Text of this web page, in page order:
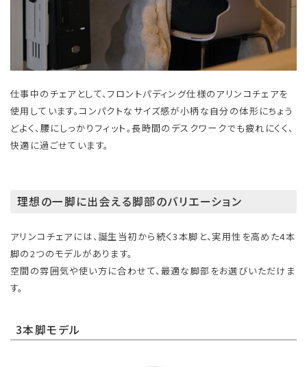
仕事中のチェアとして、フロントパディング仕様のアリンコチェアを
使用しています。コンパクトなサイズ感が小柄な自分の体形にちょう
どよく、腰にしっかりフィット。長時間のデスクワークでも疲れにくく、
快適に過ごせています。
理想の一脚に出会える脚部のバリエーション
アリンコチェアには、誕生当初から続く3本脚と、実用性を高めた4本
脚の2つのモデルがあります。
空間の雰囲気や使い方に合わせて、最適な脚部をお選びいただけま
す。
3本脚モデル